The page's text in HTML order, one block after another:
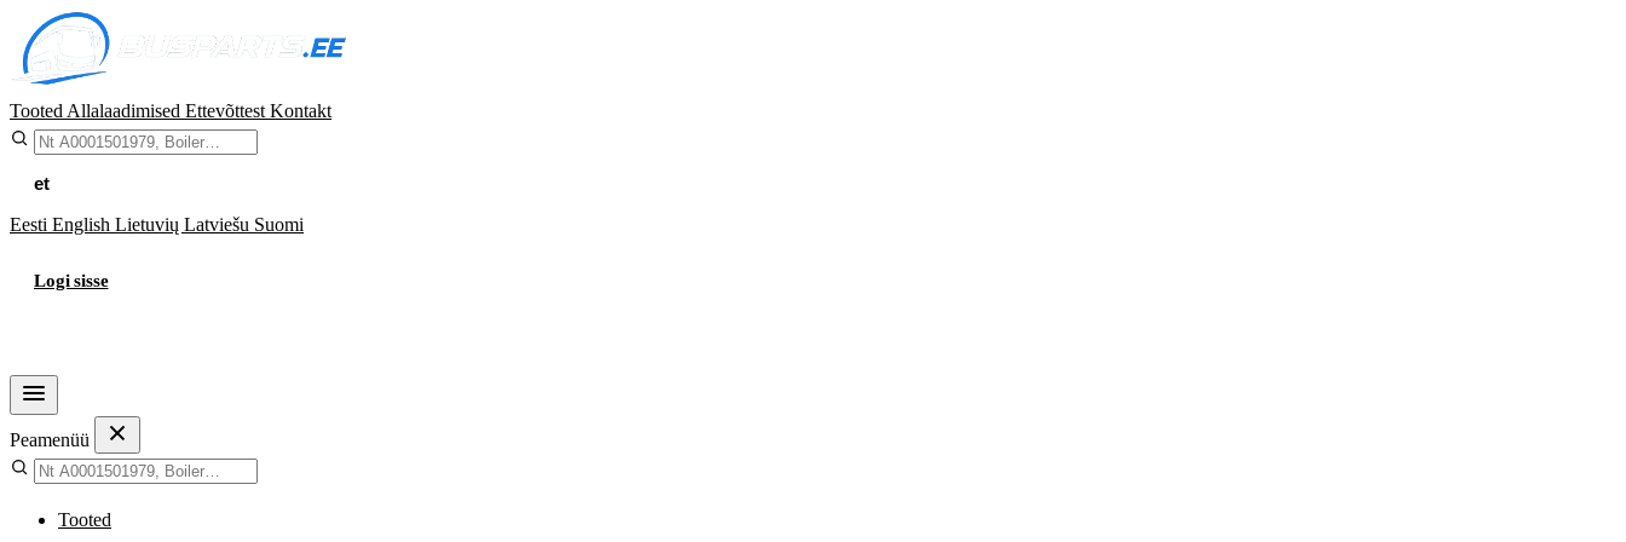
Tooted Allalaadimised Ettevõttest Kontakt
et
Eesti English Lietuvių Latviešu Suomi
Logi sisse
Peamenüü
Tooted